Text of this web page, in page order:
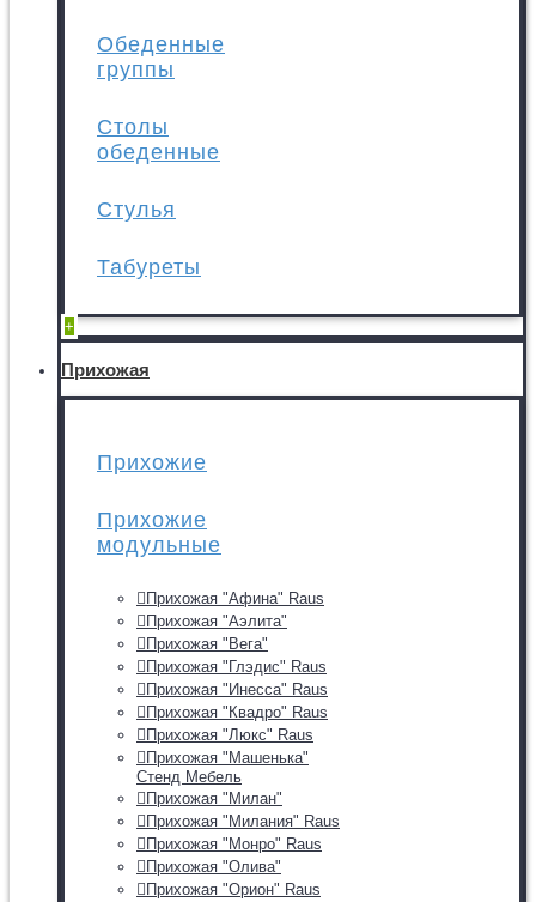
Обеденные
группы
Столы
обеденные
Стулья
Табуреты
+
Прихожая
Прихожие
Прихожие
модульные
Прихожая "Афина" Raus
Прихожая "Аэлита"
Прихожая "Вега"
Прихожая "Глэдис" Raus
Прихожая "Инесса" Raus
Прихожая "Квадро" Raus
Прихожая "Люкс" Raus
Прихожая "Машенька"
Стенд Мебель
Прихожая "Милан"
Прихожая "Милания" Raus
Прихожая "Монро" Raus
Прихожая "Олива"
Прихожая "Орион" Raus